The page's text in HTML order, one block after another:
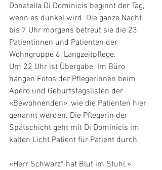
Donatella Di Dominicis beginnt der Tag,
wenn es dunkel wird. Die ganze Nacht
bis 7 Uhr morgens betreut sie die 23
Patientinnen und Patienten der
Wohngruppe 6, Langzeitpflege.
Um 22 Uhr ist Übergabe. Im Büro
hängen Fotos der Pflegerinnen beim
Apéro und Geburtstagslisten der
«Bewohnenden», wie die Patienten hier
genannt werden. Die Pflegerin der
Spätschicht geht mit Di Dominicis im
kalten Licht Patient für Patient durch.
«Herr Schwarz* hat Blut im Stuhl.»